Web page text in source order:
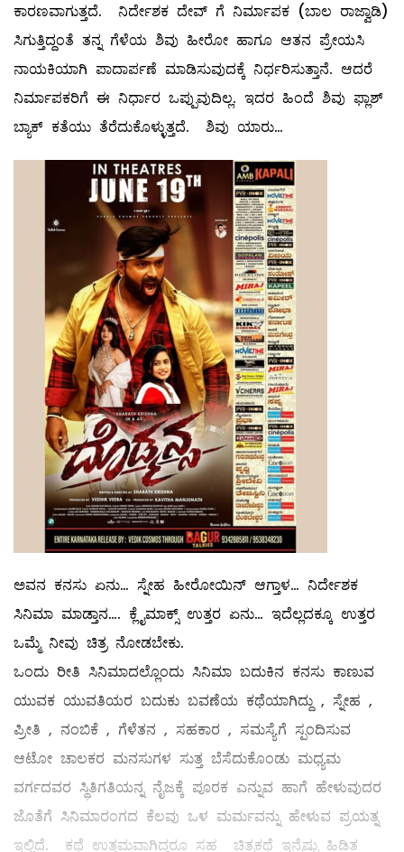
ಕಾರಣವಾಗುತ್ತದೆ. ನಿರ್ದೇಶಕ ದೇವ್ ಗೆ ನಿರ್ಮಾಪಕ (ಬಾಲ ರಾಜ್ವಾಡಿ)
ಸಿಗುತ್ತಿದ್ದಂತೆ ತನ್ನ ಗೆಳೆಯ ಶಿವು ಹೀರೋ ಹಾಗೂ ಆತನ ಪ್ರೇಯಸಿ
ನಾಯಕಿಯಾಗಿ ಪಾದಾರ್ಪಣೆ ಮಾಡಿಸುವುದಕ್ಕೆ ನಿರ್ಧರಿಸುತ್ತಾನೆ. ಆದರೆ
ನಿರ್ಮಾಪಕರಿಗೆ ಈ ನಿರ್ಧಾರ ಒಪ್ಪುವುದಿಲ್ಲ. ಇದರ ಹಿಂದೆ ಶಿವು ಫ್ಲಾಶ್
ಬ್ಯಾಕ್ ಕತೆಯು ತೆರೆದುಕೊಳ್ಳುತ್ತದೆ. ಶಿವು ಯಾರು…
ಅವನ ಕನಸು ಏನು… ಸ್ನೇಹ ಹೀರೋಯಿನ್ ಆಗ್ತಾಳ… ನಿರ್ದೇಶಕ
ಸಿನಿಮಾ ಮಾಡ್ತಾನ…. ಕ್ಲೈಮಾಕ್ಸ್ ಉತ್ತರ ಏನು… ಇದೆಲ್ಲದಕ್ಕೂ ಉತ್ತರ
ಒಮ್ಮೆ ನೀವು ಚಿತ್ರ ನೋಡಬೇಕು.
ಒಂದು ರೀತಿ ಸಿನಿಮಾದಲ್ಲೊಂದು ಸಿನಿಮಾ ಬದುಕಿನ ಕನಸು ಕಾಣುವ
ಯುವಕ ಯುವತಿಯರ ಬದುಕು ಬವಣೆಯ ಕಥೆಯಾಗಿದ್ದು , ಸ್ನೇಹ ,
ಪ್ರೀತಿ , ನಂಬಿಕೆ , ಗೆಳೆತನ , ಸಹಕಾರ , ಸಮಸ್ಯೆಗೆ ಸ್ಪಂದಿಸುವ
ಆಟೋ ಚಾಲಕರ ಮನಸುಗಳ ಸುತ್ತ ಬೆಸೆದುಕೊಂಡು ಮಧ್ಯಮ
ವರ್ಗದವರ ಸ್ಥಿತಿಗತಿಯನ್ನ ನೈಜಕ್ಕೆ ಪೂರಕ ಎನ್ನುವ ಹಾಗೆ ಹೇಳುವುದರ
ಜೊತೆಗೆ ಸಿನಿಮಾರಂಗದ ಕೆಲವು ಒಳ ಮರ್ಮವನ್ನು ಹೇಳುವ ಪ್ರಯತ್ನ
ಇಲ್ಲಿದೆ. ಕಥೆ ಉತ್ತಮವಾಗಿದ್ದರೂ ಸಹ ಚಿತ್ರಕಥೆ ಇನ್ನೆಷ್ಟು ಹಿಡಿತ